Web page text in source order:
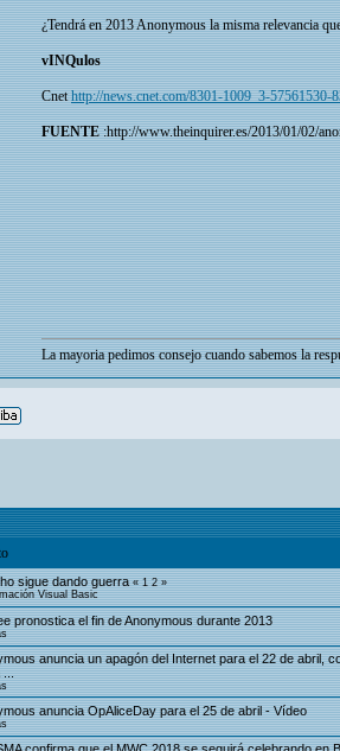
¿Tendrá en 2013 Anonymous la misma relevancia
vINQulos
Cnethttp://news.cnet.com/8301-1009_3-57561530-
FUENTE:http://www.theinquirer.es/2013/01/02/
La mayoria pedimos consejo cuando sabemos la
sigue dando guerra «1 2»
Visual Basic
pronostica el fin de Anonymous durante 2013
anuncia un apagón del Internet para el 22 de abril,
...
anuncia OpAliceDay para el 25 de abril - Vídeo